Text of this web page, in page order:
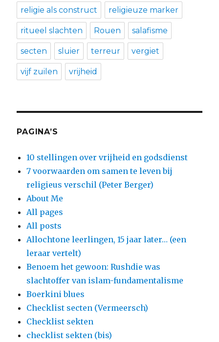
religie als construct religieuze marker
ritueel slachten Rouen salafisme
secten sluier terreur vergiet
vijf zuilen vrijheid
PAGINA’S
10 stellingen over vrijheid en godsdienst
7 voorwaarden om samen te leven bij
religieus verschil (Peter Berger)
About Me
All pages
All posts
Allochtone leerlingen, 15 jaar later… (een
leraar vertelt)
Benoem het gewoon: Rushdie was
slachtoffer van islam-fundamentalisme
Boerkini blues
Checklist secten (Vermeersch)
Checklist sekten
checklist sekten (bis)